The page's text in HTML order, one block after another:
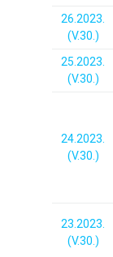
26.2023.
(V.30.)
25.2023.
(V.30.)
24.2023.
(V.30.)
23.2023.
(V.30.)